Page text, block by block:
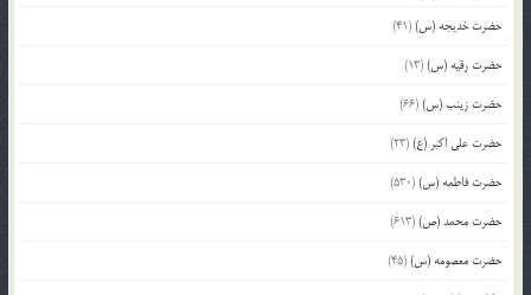
حضرت خدیجه (س)(41)
حضرت رقیه (س)(13)
حضرت زینب (س)(66)
حضرت علی اکبر (ع)(23)
حضرت فاطمه (س)(530)
حضرت محمد (ص)(613)
حضرت معصومه (س)(45)